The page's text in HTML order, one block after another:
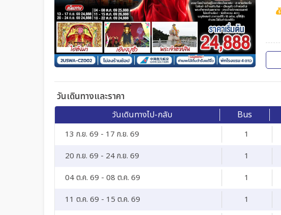
วันเดินทางและราคา
วันเดินทางไป-กลับ Bus
13 ก.ย. 69 - 17 ก.ย. 69 1
20 ก.ย. 69 - 24 ก.ย. 69
1
04 ต.ค. 69 - 08 ต.ค. 69
1
11 ต.ค. 69 - 15 ต.ค. 69
1